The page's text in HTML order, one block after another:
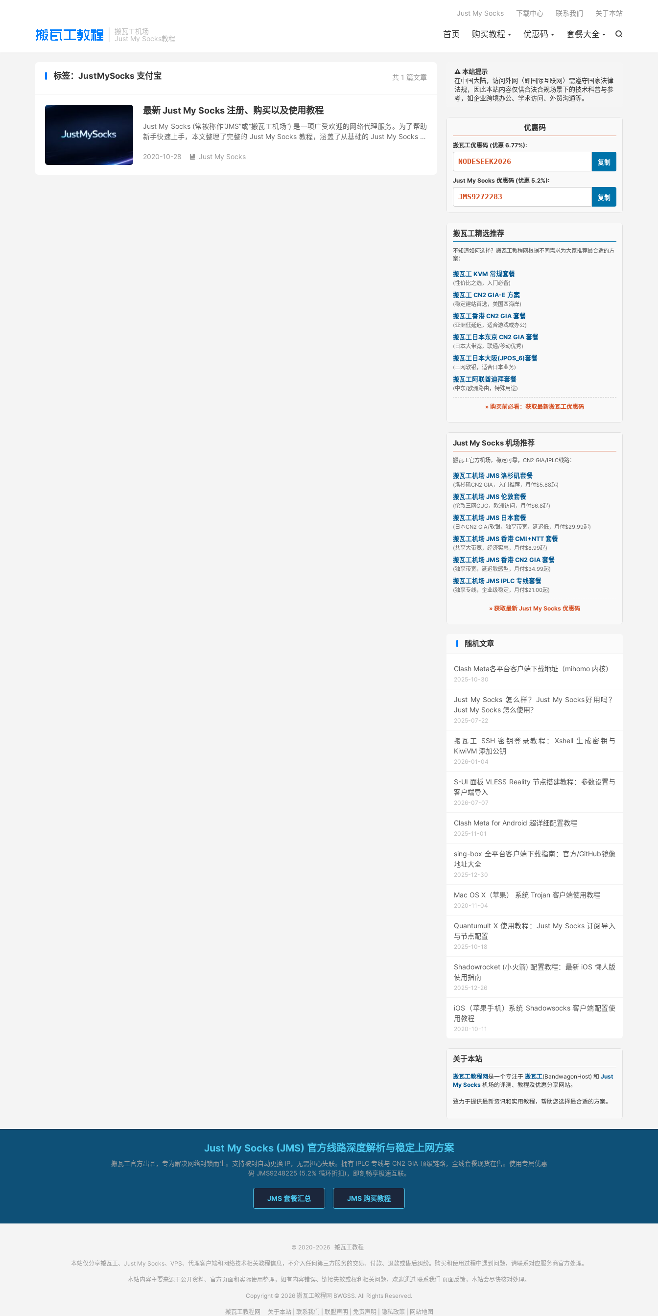
搬瓦工机场
Just My Socks教程

首页 购买教程 优惠码 套餐大全
Just My Socks 下载中心 联系我们 关于本站
共 1 篇文章
标签：JustMySocks 支付宝
最新 Just My Socks 注册、购买以及使用教程
Just My Socks (常被称作“JMS”或“搬瓦工机场”) 是一项广受欢迎的网络代理服务。为了帮助
新手快速上手，本文整理了完整的 Just My Socks 教程，涵盖了从基础的 Just My Socks 注
2020-10-28
 Just My Socks
⚠️ 本站提示
在中国大陆，访问外网（即国际互联网）需遵守国家法律
法规，因此本站内容仅供合法合规场景下的技术科普与参
考，如企业跨境办公、学术访问、外贸沟通等。
优惠码
搬瓦工优惠码 (优惠 6.77%):
NODESEEK2026 复制
Just My Socks 优惠码 (优惠 5.2%):
JMS9272283 复制
搬瓦工精选推荐
不知道如何选择？搬瓦工教程网根据不同需求为大家推荐最合适的方
案：
搬瓦工 KVM 常规套餐
(性价比之选，入门必备)
搬瓦工 CN2 GIA-E 方案
(稳定建站首选，美国西海岸)
搬瓦工香港 CN2 GIA 套餐
(亚洲低延迟，适合游戏或办公)
搬瓦工日本东京 CN2 GIA 套餐
(日本大带宽，联通/移动优秀)
搬瓦工日本大阪(JPOS_6)套餐
(三网软银，适合日本业务)
搬瓦工阿联酋迪拜套餐
(中东/欧洲路由，特殊用途)
» 购买前必看：获取最新搬瓦工优惠码
Just My Socks 机场推荐
搬瓦工官方机场，稳定可靠，CN2 GIA/IPLC线路：
搬瓦工机场 JMS 洛杉矶套餐
(洛杉矶CN2 GIA，入门推荐，月付$5.88起)
搬瓦工机场 JMS 伦敦套餐
(伦敦三网CUG，欧洲访问，月付$6.8起)
搬瓦工机场 JMS 日本套餐
(日本CN2 GIA/软银，独享带宽，延迟低，月付$29.99起)
搬瓦工机场 JMS 香港 CMI+NTT 套餐
(共享大带宽，经济实惠，月付$8.99起)
搬瓦工机场 JMS 香港 CN2 GIA 套餐
(独享带宽，延迟敏感型，月付$34.99起)
搬瓦工机场 JMS IPLC 专线套餐
(独享专线，企业级稳定，月付$21.00起)
» 获取最新 Just My Socks 优惠码
随机文章
Clash Meta各平台客户端下载地址（mihomo 内核）
2025-10-30
Just My Socks 怎么样？Just My Socks好用吗？
Just My Socks 怎么使用？
2025-07-22
搬瓦工 SSH 密钥登录教程：Xshell 生成密钥与
KiwiVM 添加公钥
2026-01-04
S-UI 面板 VLESS Reality 节点搭建教程：参数设置与
客户端导入
2026-07-07
Clash Meta for Android 超详细配置教程
2025-11-01
sing-box 全平台客户端下载指南：官方/GitHub镜像
地址大全
2025-12-30
Mac OS X（苹果） 系统 Trojan 客户端使用教程
2020-11-04
Quantumult X 使用教程：Just My Socks 订阅导入
与节点配置
2025-10-18
Shadowrocket (小火箭) 配置教程：最新 iOS 懒人版
使用指南
2025-12-26
iOS（苹果手机）系统 Shadowsocks 客户端配置使
用教程
2020-10-11
关于本站
搬瓦工教程网是一个专注于 搬瓦工(BandwagonHost) 和 Just
My Socks 机场的评测、教程及优惠分享网站。
致力于提供最新资讯和实用教程，帮助您选择最合适的方案。
Just My Socks (JMS) 官方线路深度解析与稳定上网方案
搬瓦工官方出品，专为解决网络封锁而生。支持被封自动更换 IP，无需担心失联。拥有 IPLC 专线与 CN2 GIA 顶级链路，全线套餐现货在售。使用专属优惠
码 JMS9248225 (5.2% 循环折扣)，即刻畅享极速互联。
JMS 套餐汇总 JMS 购买教程
© 2020-2026 搬瓦工教程
本站仅分享搬瓦工、Just My Socks、VPS、代理客户端和网络技术相关教程信息，不介入任何第三方服务的交易、付款、退款或售后纠纷。购买和使用过程中遇到问题，请联系对应服务商官方处理。
本站内容主要来源于公开资料、官方页面和实际使用整理，如有内容错误、链接失效或权利相关问题，欢迎通过 联系我们 页面反馈，本站会尽快核对处理。
Copyright © 2026 搬瓦工教程网 BWGSS. All Rights Reserved.
搬瓦工教程网 关于本站| 联系我们 联盟声明 免责声明 隐私政策 网站地图